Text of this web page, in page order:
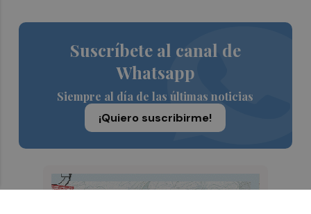
Suscríbete al canal de
Whatsapp
Siempre al día de las últimas noticias
¡Quiero suscribirme!